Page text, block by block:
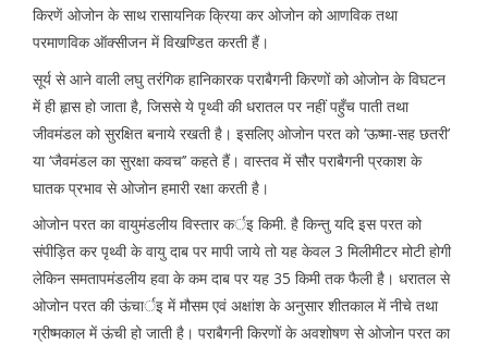
किरणें ओजोन के साथ रासायनिक क्रिया कर ओजोन को आणविक तथा
परमाणविक ऑक्सीजन में विखण्डित करती हैं।
सूर्य से आने वाली लघु तरंगिक हानिकारक पराबैगनी किरणों को ओजोन के विघटन
में ही हृास हो जाता है, जिससे ये पृथ्वी की धरातल पर नहीं पहुँच पाती तथा
जीवमंडल को सुरक्षित बनाये रखती है। इसलिए ओजोन परत को ‘ऊष्मा-सह छतरी’
या ‘जैवमंडल का सुरक्षा कवच’’ कहते हैं। वास्तव में सौर पराबैगनी प्रकाश के
घातक प्रभाव से ओजोन हमारी रक्षा करती है।
ओजोन परत का वायुमंडलीय विस्तार कर्इ किमी. है किन्तु यदि इस परत को
संपीड़ित कर पृथ्वी के वायु दाब पर मापी जाये तो यह केवल 3 मिलीमीटर मोटी होगी
लेकिन समतापमंडलीय हवा के कम दाब पर यह 35 किमी तक फैली है। धरातल से
ओजोन परत की ऊंचार्इ में मौसम एवं अक्षांश के अनुसार शीतकाल में नीचे तथा
ग्रीष्मकाल में ऊंची हो जाती है। पराबैगनी किरणों के अवशोषण से ओजोन परत का